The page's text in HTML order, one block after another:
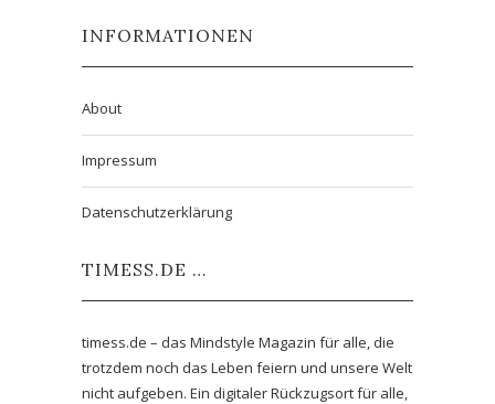
INFORMATIONEN
About
Impressum
Datenschutzerklärung
TIMESS.DE …
timess.de – das Mindstyle Magazin für alle, die
trotzdem noch das Leben feiern und unsere Welt
nicht aufgeben. Ein digitaler Rückzugsort für alle,